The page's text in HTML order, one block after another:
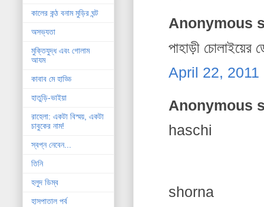
Anonymous
পাহাড়ী চোলাইয়ের
April 22,
Anonymous
haschi
shorna
কালের কন্ঠ বনাম মুড়ির ঘন্ট
অসভ্যতা
মুক্তিযুদ্ধ এবং গোলাম
আযম
কাবাব মে হাড্ডি
হাতুড়ি-ভাইয়া
রাহেলা: একটা বিস্ময়, একটা
চাবুকের নাম!
স্বপ্ন নেবেন...
তিনি
হলুদ ডিম্ব
হাসপাতাল পর্ব